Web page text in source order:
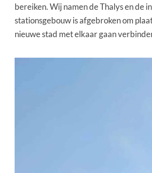
bereiken. Wij namen de Thalys en de
stationsgebouw is afgebroken om
nieuwe stad met elkaar gaan